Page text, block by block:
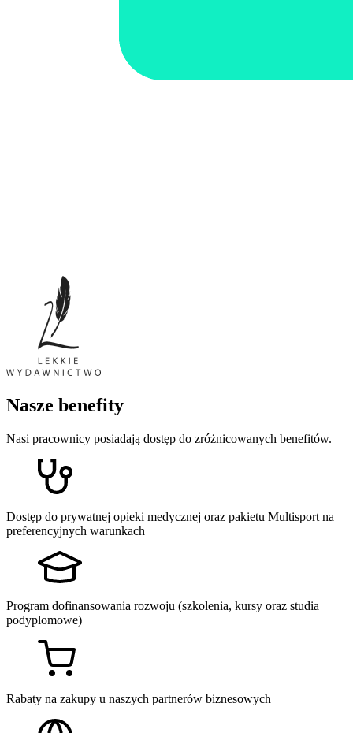
Nasze benefity
Nasi pracownicy posiadają dostęp do zróżnicowanych benefitów.
Dostęp do prywatnej opieki medycznej oraz pakietu Multisport na
preferencyjnych warunkach
Program dofinansowania rozwoju (szkolenia, kursy oraz studia
podyplomowe)
Rabaty na zakupy u naszych partnerów biznesowych